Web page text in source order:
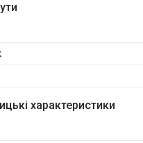
характеристики